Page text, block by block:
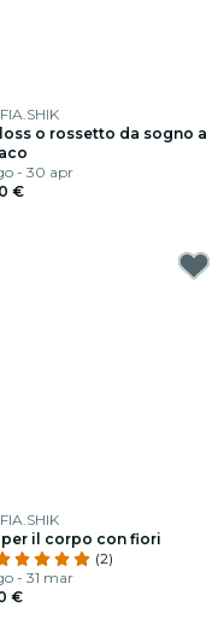
o rossetto da sogno a
- 30 apr
€
il corpo con fiori
(2)
- 31 mar
€